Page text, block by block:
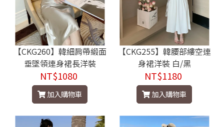
【CKG260】韓細肩帶緞面
垂墜領連身裙長洋裝
NT$1080
加入購物車
【CKG255】韓腰部縷空連
身裙洋裝 白/黑
NT$1180
加入購物車